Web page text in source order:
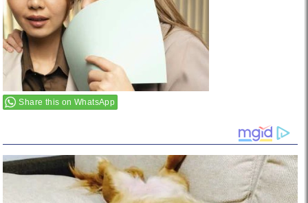
Share this on WhatsApp